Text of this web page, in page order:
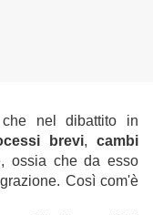
nel dibattito in
brevi, cambi
, ossia che da esso
Così com'è